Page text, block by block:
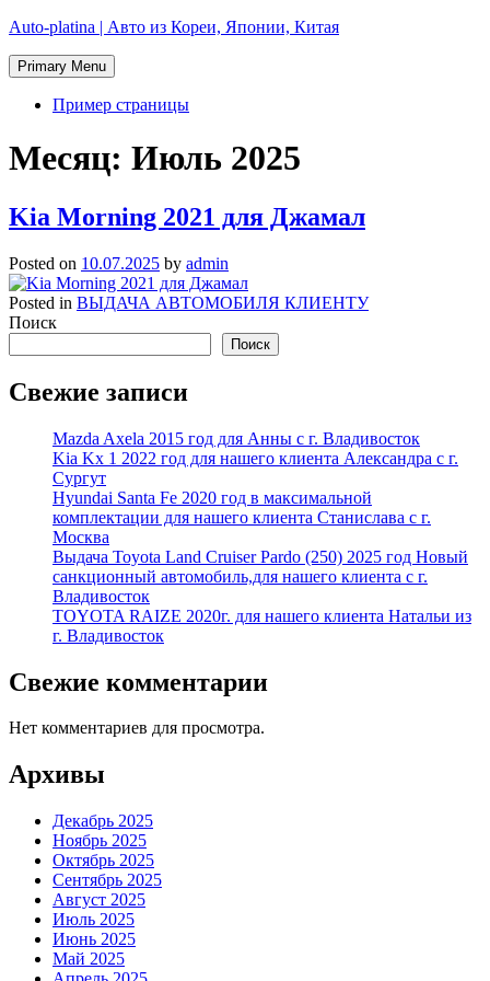
Skip
content
Auto-platina | Авто из Кореи, Японии, Китая
Primary Menu
Пример страницы
Месяц: Июль 2025
Kia Morning 2021 для Джамал
Posted on 10.07.2025 by admin
Posted in ВЫДАЧА АВТОМОБИЛЯ КЛИЕНТУ
Поиск
Поиск
Свежие записи
Mazda Axela 2015 год для Анны с г. Владивосток
Kia Kx 1 2022 год для нашего клиента Александра с г.
Сургут
Hyundai Santa Fe 2020 год в максимальной
комплектации для нашего клиента Станислава с г.
Москва
Выдача Toyota Land Cruiser Pardo (250) 2025 год Новый
санкционный автомобиль,для нашего клиента с г.
Владивосток
TOYOTA RAIZE 2020г. для нашего клиента Натальи из
г. Владивосток
Свежие комментарии
Нет комментариев для просмотра.
Архивы
Декабрь 2025
Ноябрь 2025
Октябрь 2025
Сентябрь 2025
Август 2025
Июль 2025
Июнь 2025
Май 2025